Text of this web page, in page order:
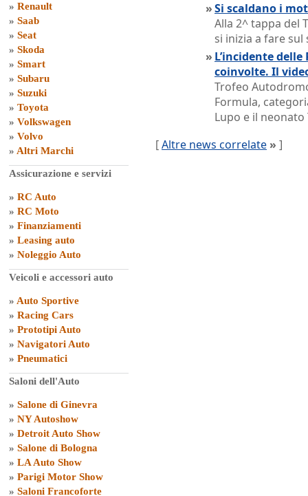
» Renault
» Saab
» Seat
» Skoda
» Smart
» Subaru
» Suzuki
» Toyota
» Volkswagen
» Volvo
» Altri Marchi
Assicurazione e servizi
» RC Auto
» RC Moto
» Finanziamenti
» Leasing auto
» Noleggio Auto
Veicoli e accessori auto
» Auto Sportive
» Racing Cars
» Prototipi Auto
» Navigatori Auto
» Pneumatici
Saloni dell'Auto
» Salone di Ginevra
» NY Autoshow
» Detroit Auto Show
» Salone di Bologna
» LA Auto Show
» Parigi Motor Show
» Saloni Francoforte
»Si scaldano i
Alla 2^ tappa del
si inizia a fare sul
» L’incidente
coinvolte. Il
Trofeo
Formula,
Lupo e il neonato
[Altre news correlate » ]